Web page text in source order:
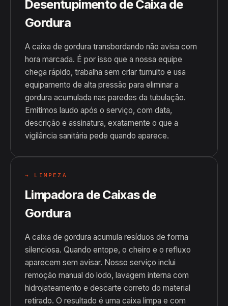
Desentupimento de Caixa de
Gordura
A caixa de gordura transbordando não avisa com
hora marcada. É por isso que a nossa equipe
chega rápido, trabalha sem criar tumulto e usa
equipamento de alta pressão para eliminar a
gordura acumulada nas paredes da tubulação.
Emitimos laudo após o serviço, com data,
descrição e assinatura, exatamente o que a
vigilância sanitária pede quando aparece.
→ LIMPEZA
Limpadora de Caixas de
Gordura
A caixa de gordura acumula resíduos de forma
silenciosa. Quando entope, o cheiro e o refluxo
aparecem sem avisar. Nosso serviço inclui
remoção manual do lodo, lavagem interna com
hidrojateamento e descarte correto do material
retirado. O resultado é uma caixa limpa e com